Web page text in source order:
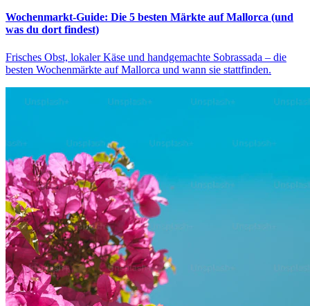
Wochenmarkt-Guide: Die 5 besten Märkte auf Mallorca (und
was du dort findest)
Frisches Obst, lokaler Käse und handgemachte Sobrassada – die
besten Wochenmärkte auf Mallorca und wann sie stattfinden.